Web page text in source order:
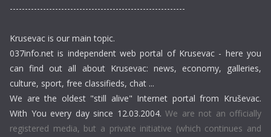
----------------------------------------------------------
Krusevac is our main topic.
037info.net is independent web portal of Krusevac - here you
can find out all about Krusevac: news, economy, galleries,
culture, sport, free classifieds, chat ...
We are the oldest "still alive" Internet portal from Kruševac.
With You every day since 12.03.2004. We are not an officially
registered media, but a private initiative (which continues and